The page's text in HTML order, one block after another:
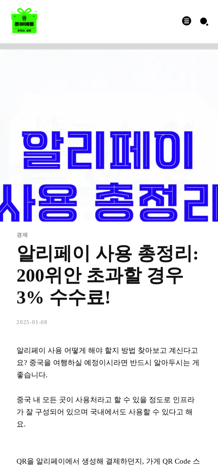
경제
알리페이 사용 총정리:
200위안 초과할 경우
3% 수수료!
2025-01-08
알리페이 사용 어떻게 해야 할지 방법 찾아보고 계신다고
요? 중국을 여행하실 예정이시라면 반드시 알아두시는 게
좋습니다.
중국 내 모든 곳이 사용처라고 할 수 있을 정도로 인프라
가 잘 구성되어 있으며 국내에서도 사용할 수 있다고 해
요.
QR을 알리페이에서 생성해 결제하던지, 가게 QR Code 스